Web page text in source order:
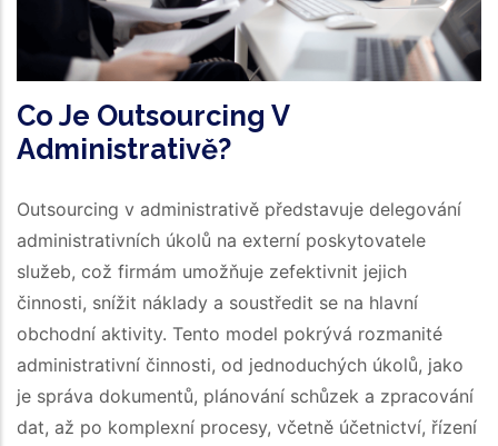
Co Je Outsourcing V
Administrativě?
Outsourcing v administrativě představuje delegování
administrativních úkolů na externí poskytovatele
služeb, což firmám umožňuje zefektivnit jejich
činnosti, snížit náklady a soustředit se na hlavní
obchodní aktivity. Tento model pokrývá rozmanité
administrativní činnosti, od jednoduchých úkolů, jako
je správa dokumentů, plánování schůzek a zpracování
dat, až po komplexní procesy, včetně účetnictví, řízení